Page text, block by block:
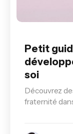
Petit
soi
Découvrez
fraternité